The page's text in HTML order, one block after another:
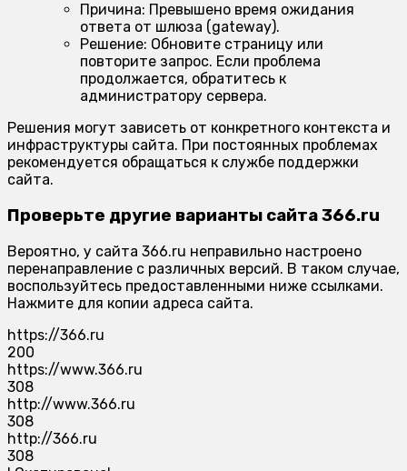
Причина: Превышено время ожидания
ответа от шлюза (gateway).
Решение: Обновите страницу или
повторите запрос. Если проблема
продолжается, обратитесь к
администратору сервера.
Решения могут зависеть от конкретного контекста и
инфраструктуры сайта. При постоянных проблемах
рекомендуется обращаться к службе поддержки
сайта.
Проверьте другие варианты сайта 366.ru
Вероятно, у сайта 366.ru неправильно настроено
перенаправление с различных версий. В таком случае,
воспользуйтесь предоставленными ниже ссылками.
Нажмите для копии адреса сайта.
https://366.ru
200
https://www.366.ru
308
http://www.366.ru
308
http://366.ru
308